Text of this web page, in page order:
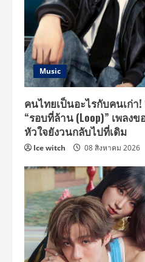
Music
คนไทยเป็นอะไรกับคนเก่า!
“รอบที่ล้าน (Loop)” เพลง
หัวใจยังวนกลับไปที่เดิม
Ice witch 08 สิงหาคม 2026